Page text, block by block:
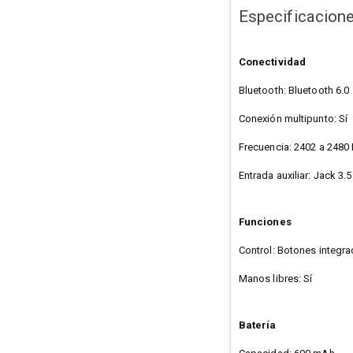
Conectividad
Bluetooth: Bluetooth 6.0
Conexión multipunto: Sí
Frecuencia: 2402 a 2480
Entrada auxiliar: Jack
Funciones
Control: Botones
Manos libres: Sí
Batería